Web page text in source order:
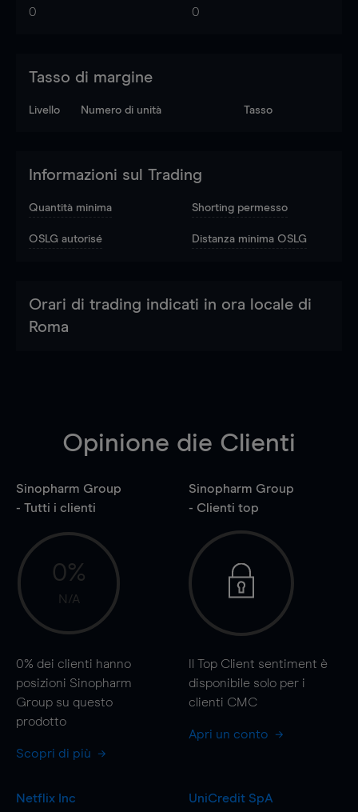
0 0
Tasso di margine
Livello Numero di unità Tasso
Informazioni sul Trading
Quantità minima Shorting permesso
OSLG autorisé Distanza minima OSLG
Orari di trading indicati in ora locale di
Roma
Opinione die Clienti
Sinopharm Group
- Tutti i clienti
0%
N/A
0% dei clienti hanno
posizioni Sinopharm
Group su questo
prodotto
Scopri di più
Sinopharm Group
- Clienti top
Il Top Client sentiment è
disponibile solo per i
clienti CMC
Apri un conto
Netflix Inc
UniCredit SpA